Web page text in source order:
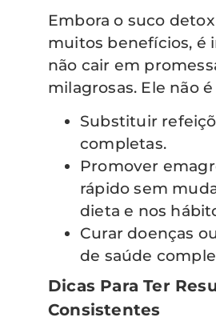
Embora o suco
muitos benefícios, é
não cair em
milagrosas. Ele não
Substituir
completas.
Promover
rápido sem
dieta e nos
Curar doenças
de saúde
Dicas Para Ter
Consistentes